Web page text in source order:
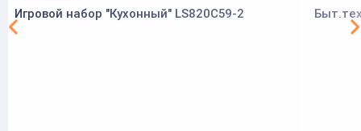
Игровой набор "Кухонный" LS820C59-2